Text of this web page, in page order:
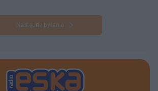
Następne pytanie